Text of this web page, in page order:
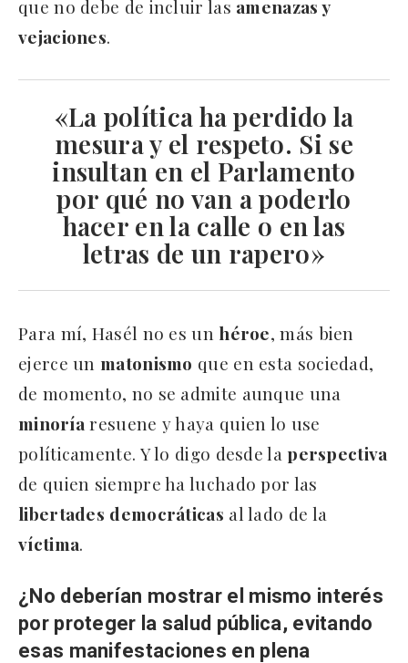
que no debe de incluir las amenazas y
vejaciones.
«La políticaha perdido la
mesura y el respeto. Si se
insultan en el Parlamento
por qué no van a poderlo
hacer en la calle o en las
letras de un rapero»
Para mí, Hasél no es un héroe, más bien
ejerce un matonismo que en esta sociedad,
de momento, no se admite aunque una
minoría resuene y haya quien lo use
políticamente. Y lo digo desde la perspectiva
de quien siempre ha luchado por las
libertades democráticas al lado de la
víctima.
¿No deberían mostrar el mismo interés
por proteger la salud pública, evitando
esas manifestaciones en plena